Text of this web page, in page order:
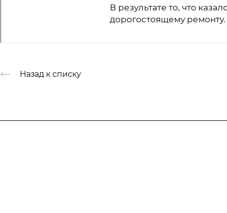
В результате то, что
дорогостоящему ремонту.
Назад к списку